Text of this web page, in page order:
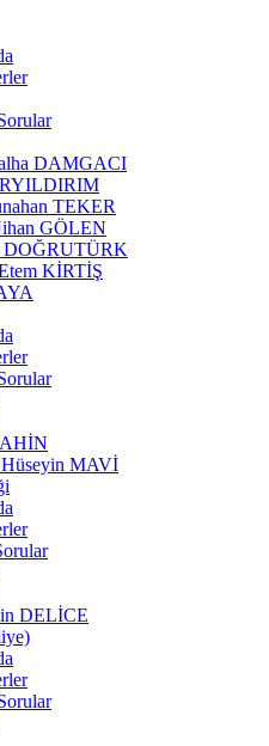
DAMGACI
TEKER
GÖLEN
DOĞRUTÜRK
KİRTİŞ
MAVİ
DELİCE